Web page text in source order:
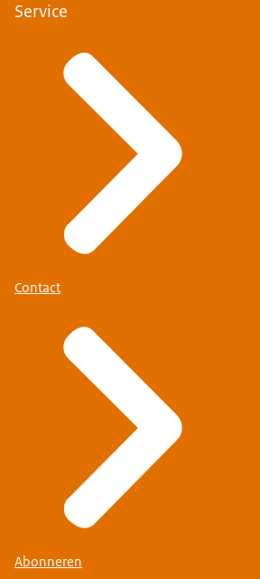
Service
Contact
Abonneren